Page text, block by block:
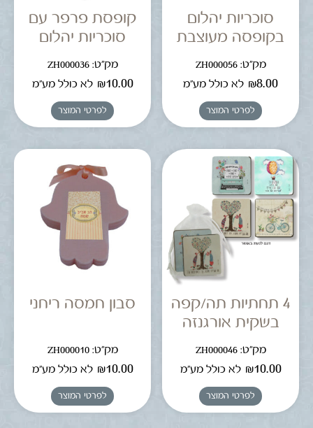
סוכריות יהלום
בקופסה מעוצבת
מק"ט: ZH000056
₪8.00 לא כולל מע"מ
לפרטי המוצר
קופסת פרפר עם
סוכריות יהלום
מק"ט: ZH000036
₪10.00 לא כולל מע"מ
לפרטי המוצר
4 תחתיות תה/קפה
בשקית אורגנזה
מק"ט: ZH000046
₪10.00 לא כולל מע"מ
לפרטי המוצר
סבון חמסה ריחני
מק"ט: ZH000010
₪10.00 לא כולל מע"מ
לפרטי המוצר